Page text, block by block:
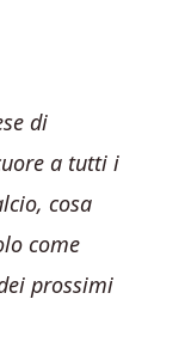
di
a tutti i
cosa
come
prossimi